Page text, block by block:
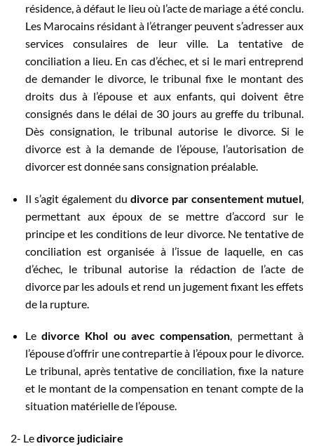
résidence, à défaut le lieu où l’acte de mariage a été conclu.
Les Marocains résidant à l’étranger peuvent s’adresser aux
services consulaires de leur ville. La tentative de
conciliation a lieu. En cas d’échec, et si le mari entreprend
de demander le divorce, le tribunal fixe le montant des
droits dus à l’épouse et aux enfants, qui doivent être
consignés dans le délai de 30 jours au greffe du tribunal.
Dès consignation, le tribunal autorise le divorce. Si le
divorce est à la demande de l’épouse, l’autorisation de
divorcer est donnée sans consignation préalable.
Il s’agit également du divorce par consentement mutuel
permettant aux époux de se mettre d’accord sur le
principe et les conditions de leur divorce. Ne tentative de
conciliation est organisée à l’issue de laquelle, en cas
d’échec, le tribunal autorise la rédaction de l’acte de
divorce par les adouls et rend un jugement fixant les effets
de la rupture.
Ledivorce Khol ou avec compensation, permettant à
l’épouse d’offrir une contrepartie à l’époux pour le divorce.
Le tribunal, après tentative de conciliation, fixe la nature
et le montant de la compensation en tenant compte de la
situation matérielle de l’épouse.
2- Ledivorce judiciaire